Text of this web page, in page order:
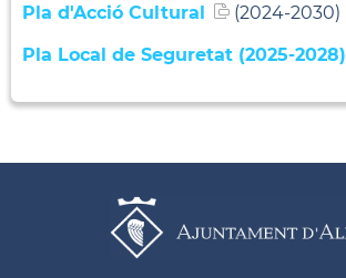
Pla d'Acció Cultural
(2024-2030)
Pla Local de Seguretat (2025-2028)